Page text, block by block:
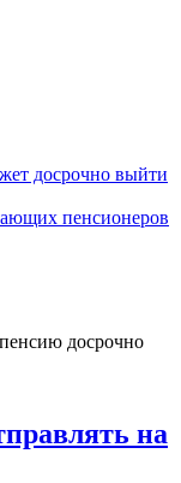
досрочно выйти
пенсионеров
на